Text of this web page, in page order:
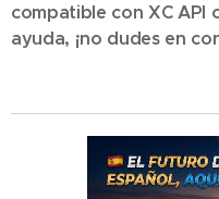
compatible con XC API
ayuda, ¡no dudes en